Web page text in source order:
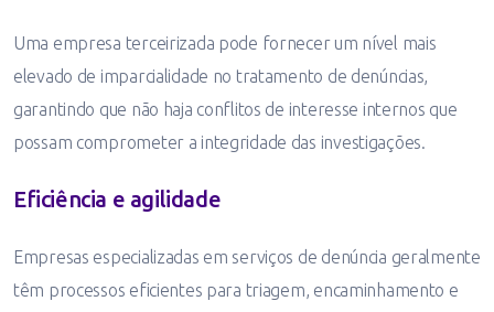
Uma empresa terceirizada pode fornecer um nível mais
elevado de imparcialidade no tratamento de denúncias,
garantindo que não haja conflitos de interesse internos que
possam comprometer a integridade das investigações.
Eficiência e agilidade
Empresas especializadas em serviços de denúncia geralmente
têm processos eficientes para triagem, encaminhamento e